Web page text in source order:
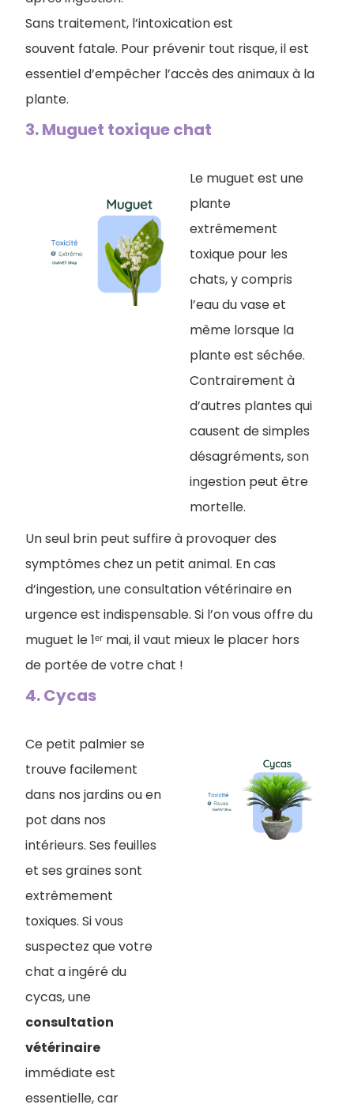
Sans traitement, l’intoxication est
souvent fatale. Pour prévenir tout risque, il est
essentiel d’empêcher l’accès des animaux à la
plante.
3.​ Muguet toxique chat
Le muguet est une
plante
extrêmement
toxique pour les
chats, y compris
l’eau du vase et
même lorsque la
plante est séchée.
Contrairement à
d’autres plantes qui
causent de simples
désagréments, son
ingestion peut être
mortelle.
Un seul brin peut suffire à provoquer des
symptômes chez un petit animal. En cas
d’ingestion, une consultation vétérinaire en
urgence est indispensable. Si l’on vous offre du
muguet le 1ᵉʳ mai, il vaut mieux le placer hors
de portée de votre chat !
4. Cycas
Ce petit palmier se
trouve facilement
dans nos jardins ou en
pot dans nos
intérieurs. Ses feuilles
et ses graines sont
extrêmement
toxiques. Si vous
suspectez que votre
chat a ingéré du
cycas, une
consultation
vétérinaire
immédiate est
essentielle, car